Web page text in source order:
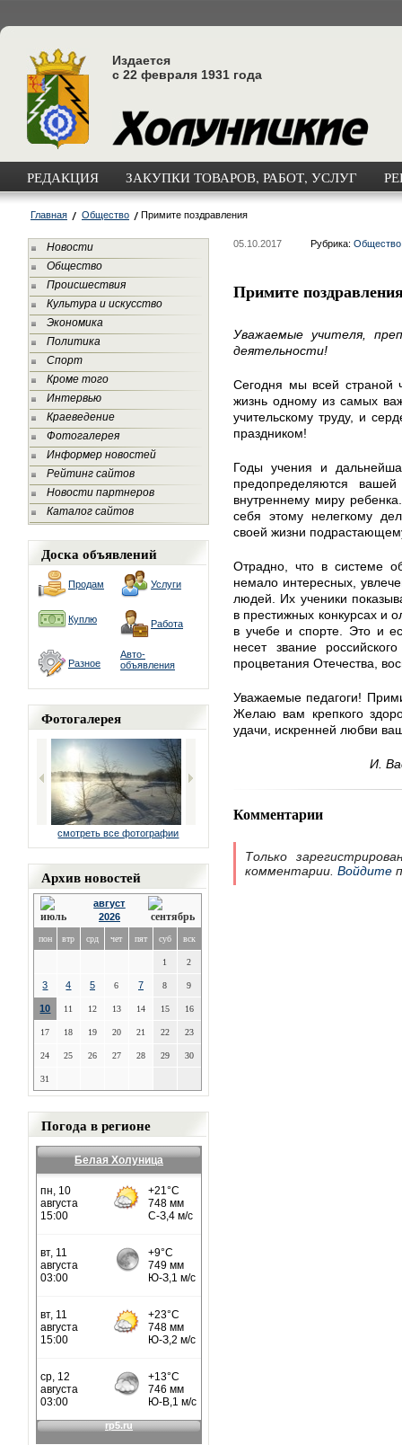
Издается
с 22 февраля 1931 года
РЕДАКЦИЯ ЗАКУПКИ ТОВАРОВ, РАБОТ, УСЛУГ
Главная Общество Примите поздравления
Новости
Общество
Происшествия
Культура и искусство
Экономика
Политика
Спорт
Кроме того
Интервью
Краеведение
Фотогалерея
Информер новостей
Рейтинг сайтов
Новости партнеров
Каталог сайтов
Доска объявлений
Продам Услуги
Куплю Работа
Разное
Авто-
объявления
Фотогалерея
смотреть все фотографии
Архив новостей
август
2026
пон втр срд чет пят суб вск
1 2
3 4 5 6 7 8 9
10 11 12 13 14 15 16
17 18 19 20 21 22 23
24 25 26 27 28 29 30
31
Погода в регионе
Белая Холуница
05.10.2017 Рубрика: Общество
Примите
Уважаемые учителя,
деятельности!
Сегодня мы всей страной
жизнь одному из самых
учительскому труду, и
праздником!
Годы учения и
предопределяются
внутреннему миру
себя этому нелегкому
своей жизни
Отрадно, что в системе
немало интересных,
людей. Их ученики
в престижных конкурсах и
в учебе и спорте. Это и
несет звание
процветания Отечества,
Уважаемые педагоги!
Желаю вам крепкого
удачи, искренней любви
И.
Комментарии
Только
комментарии. Войдите